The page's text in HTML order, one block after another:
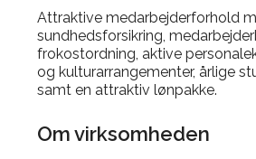
Attraktive medarbejderforhold
sundhedsforsikring,
frokostordning, aktive
og kulturarrangementer, årlige
samt en attraktiv lønpakke.
Om virksomheden